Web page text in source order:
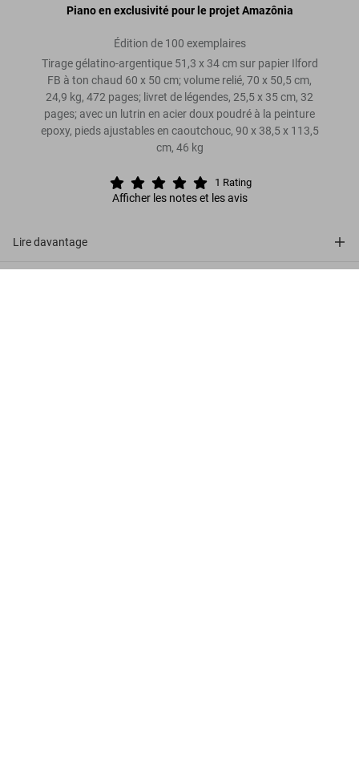
Piano en exclusivité pour le projet Amazônia
Édition de 100 exemplaires
Tirage gélatino-argentique 51,3 x 34 cm sur papier Ilford
FB à ton chaud 60 x 50 cm; volume relié, 70 x 50,5 cm,
24,9 kg, 472 pages; livret de légendes, 25,5 x 35 cm, 32
pages; avec un lutrin en acier doux poudré à la peinture
epoxy, pieds ajustables en caoutchouc, 90 x 38,5 x 113,5
cm, 46 kg
1 Rating
Afficher les notes et les avis
Lire davantage